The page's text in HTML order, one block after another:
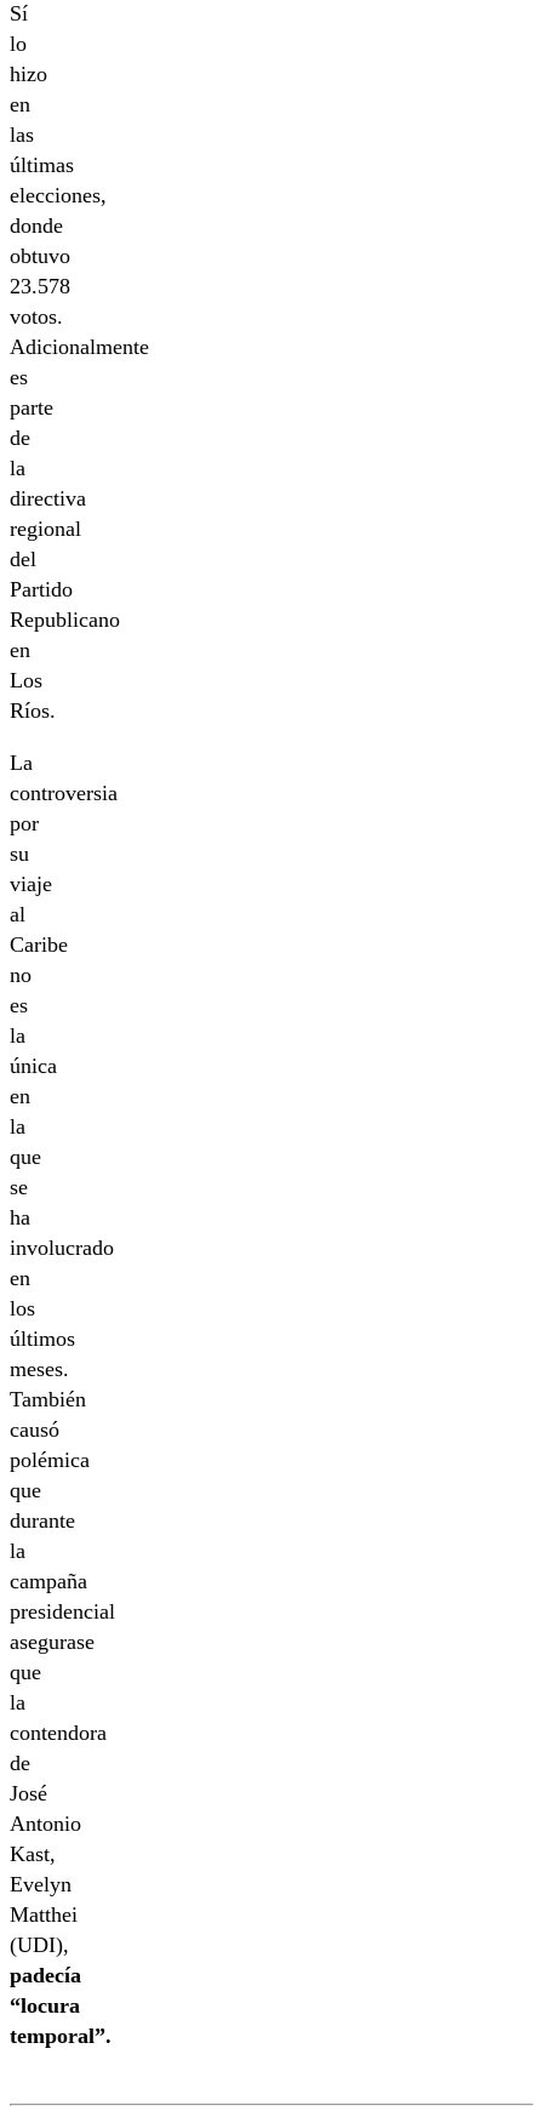
Sí
lo
hizo
en
las
últimas
elecciones,
donde
obtuvo
23.578
votos.
Adicionalmente
es
parte
de
la
directiva
regional
del
Partido
Republicano
en
Los
Ríos.
La
controversia
por
su
viaje
al
Caribe
no
es
la
única
en
la
que
se
ha
involucrado
en
los
últimos
meses.
También
causó
polémica
que
durante
la
campaña
presidencial
asegurase
que
la
contendora
de
José
Antonio
Kast,
Evelyn
Matthei
(UDI),
padecía
“locura
temporal”.